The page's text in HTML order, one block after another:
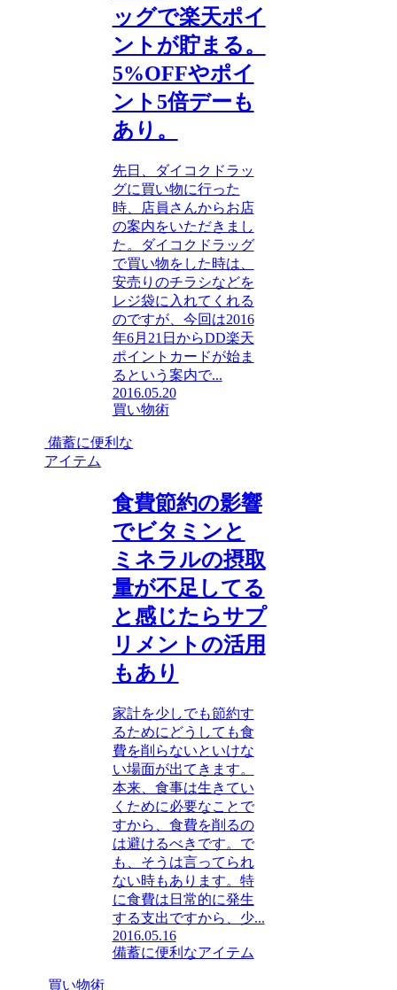
ッグで楽天ポイ
ントが貯まる。
5%OFFやポイ
ント5倍デーも
あり。
先日、ダイコクドラッ
グに買い物に行った
時、店員さんからお店
の案内をいただきまし
た。ダイコクドラッグ
で買い物をした時は、
安売りのチラシなどを
レジ袋に入れてくれる
のですが、今回は2016
年6月21日からDD楽天
ポイントカードが始ま
るという案内で...
2016.05.20
買い物術
備蓄に便利な
アイテム
食費節約の影響
でビタミンと
ミネラルの摂取
量が不足してる
と感じたらサプ
リメントの活用
もあり
家計を少しでも節約す
るためにどうしても食
費を削らないといけな
い場面が出てきます。
本来、食事は生きてい
くために必要なことで
すから、食費を削るの
は避けるべきです。で
も、そうは言ってられ
ない時もあります。特
に食費は日常的に発生
する支出ですから、少...
2016.05.16
備蓄に便利なアイテム
買い物術